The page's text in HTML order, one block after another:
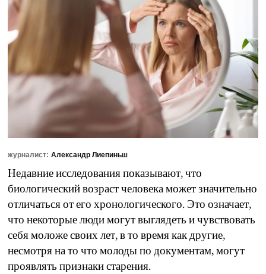
журналист: Александр Лиепиньш
Недавние исследования показывают, что
биологический возраст человека может значительно
отличаться от его хронологического. Это означает,
что некоторые люди могут выглядеть и чувствовать
себя моложе своих лет, в то время как другие,
несмотря на то что молоды по документам, могут
проявлять признаки старения.